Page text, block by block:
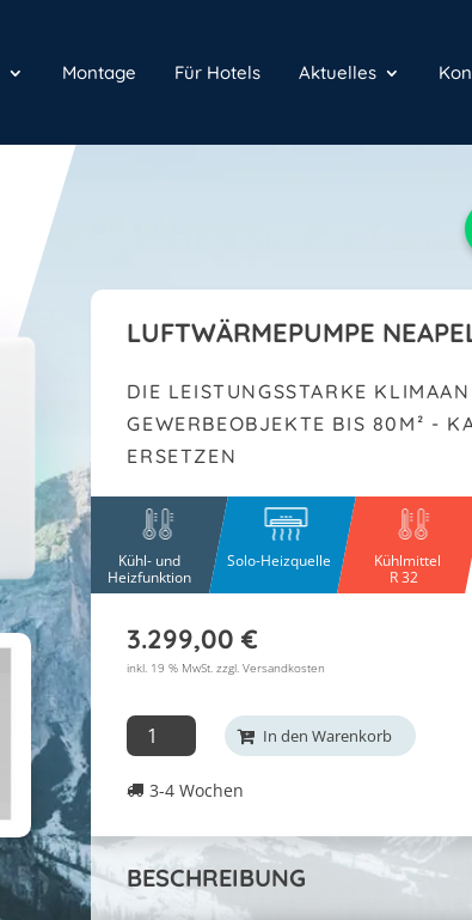
Montage Für Hotels Aktuelles
LUFTWÄRMEPUMPE
DIE LEISTUNGSSTARKE
EWERBEOBJEKTE BIS 80M² -
RSETZEN
Kühl- und
Heizfunktion
Solo-Heizquelle
Kühlmittel
R 32
3.299,00€
inkl. 19 % MwSt. zzgl.Versandkosten
Luftwärmepumpe
Neapel
INHP15ELEC
In den Warenkorb
3-4 Wochen
BESCHREIBUNG